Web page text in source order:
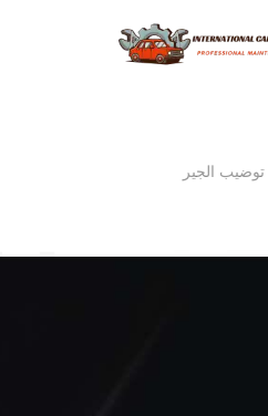
توضيب الجير